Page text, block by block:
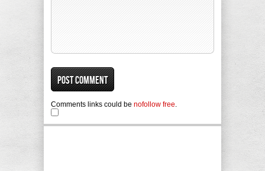
Comments links could be nofollow free.